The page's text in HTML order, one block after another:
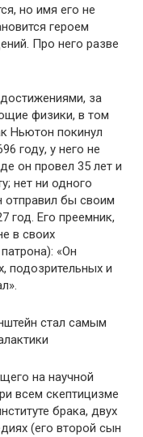
но имя его не
героем
Про него разве
за
физики, в том
Ньютон покинул
году, у него не
он провел 35 лет и
нет ни одного
отправил бы своим
год. Его преемник,
в своих
«Он
подозрительных и
на научной
всем скептицизме
брака, двух
(его второй сын